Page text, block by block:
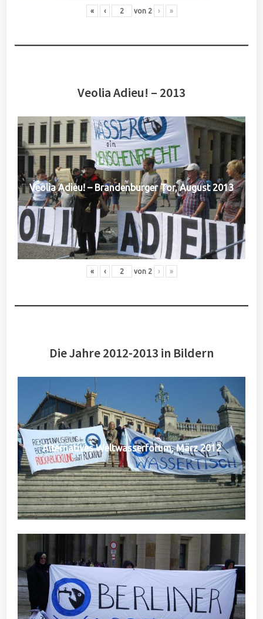
« ‹ von 2 › »
Veolia Adieu! – 2013
Veolia Adieu! – Brandenburger Tor, August 2013
« ‹ von 2 › »
Die Jahre 2012-2013 in Bildern
Alternatives Weltwasserforum, März 2012